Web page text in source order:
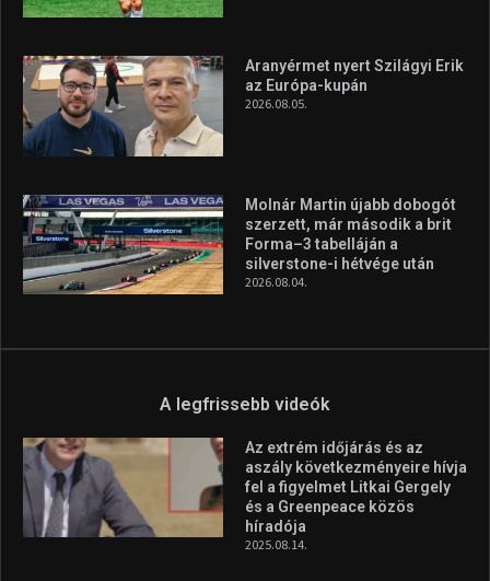
Aranyérmet nyert Szilágyi Erik
az Európa-kupán
2026.08.05.
Molnár Martin újabb dobogót
szerzett, már második a brit
Forma–3 tabelláján a
silverstone-i hétvége után
2026.08.04.
A legfrissebb videók
Az extrém időjárás és az
aszály következményeire hívja
fel a figyelmet Litkai Gergely
és a Greenpeace közös
híradója
2025.08.14.